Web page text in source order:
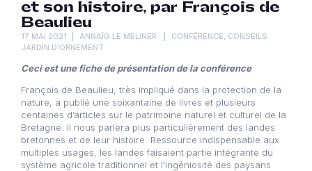
et son histoire, par François de
Beaulieu
17 MAI 2021 ANNAÏG LE MELINER CONFÉRENCE, CONSEILS
JARDIN D'ORNEMENT
Ceci est une fiche de présentation de la conférence
François de Beaulieu, très impliqué dans la protection de la
nature, a publié une soixantaine de livres et plusieurs
centaines d’articles sur le patrimoine naturel et culturel de la
Bretagne. Il nous parlera plus particulièrement des landes
bretonnes et de leur histoire. Ressource indispensable aux
multiples usages, les landes faisaient partie intégrante du
système agricole traditionnel et l’ingéniosité des paysans